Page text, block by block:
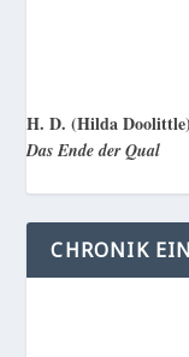
H. D. (Hilda Doolittle)
Das Ende der Qual
CHRONIK